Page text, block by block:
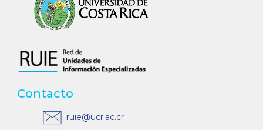
Contacto
ruie@ucr.ac.cr